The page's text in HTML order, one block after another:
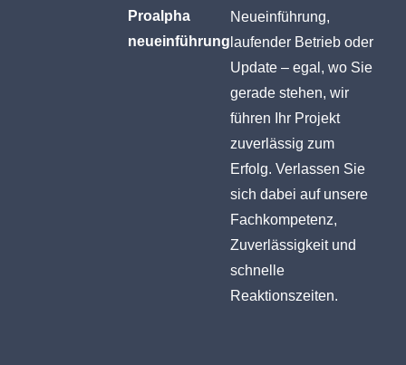
Proalpha
neueinführung
Neueinführung,
laufender Betrieb oder
Update – egal, wo Sie
gerade stehen, wir
führen Ihr Projekt
zuverlässig zum
Erfolg. Verlassen Sie
sich dabei auf unsere
Fachkompetenz,
Zuverlässigkeit und
schnelle
Reaktionszeiten.